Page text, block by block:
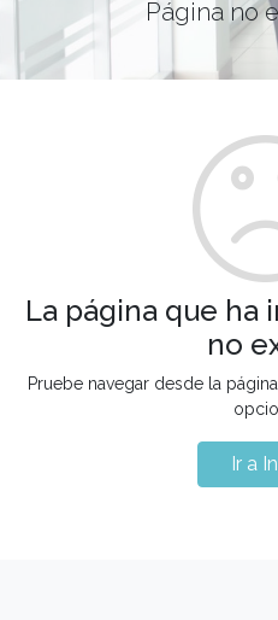
Página no
La página que ha
no
Pruebe navegar desde la
Ir a